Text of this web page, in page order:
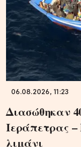
06.08.2026, 11:23
Διασώθηκαν
Ιεράπετρας
λιμάνι